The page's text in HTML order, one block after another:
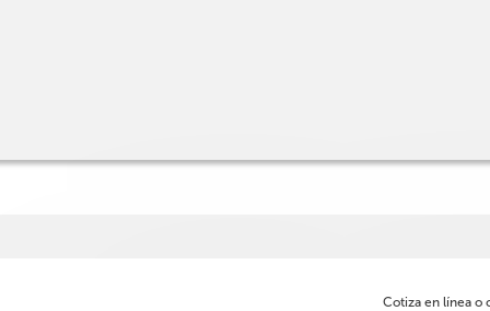
Cotiza en línea o